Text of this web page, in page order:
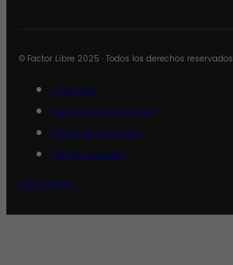
© Factor Libre 2025 · Todos los derechos reservados
Aviso legal
Declaración responsable
Política de privacidad
Política de cookies
Panel Cookies